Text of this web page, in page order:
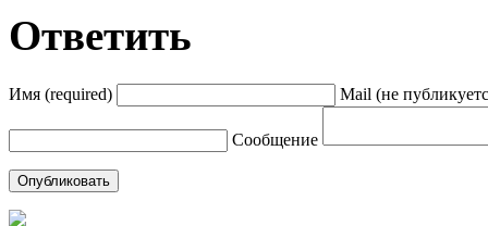
Ответить
Имя (required) Mail (не
Сообщение